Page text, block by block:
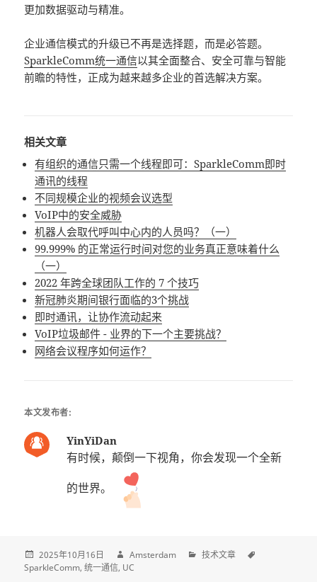
更加数据驱动与精准。
企业通信模式的升级已不再是选择题，而是必答题。
SparkleComm统一通信以其全面整合、安全可靠与智能
前瞻的特性，正成为越来越多企业的首选解决方案。
相关文章
有组织的通信只需一个线程即可：SparkleComm即时
通讯的线程
不同规模企业的视频会议选型
VoIP中的安全威胁
机器人会取代呼叫中心内的人员吗？（一）
99.999% 的正常运行时间对您的业务真正意味着什么
（一）
2022 年跨全球团队工作的 7 个技巧
新冠肺炎期间银行面临的3个挑战
即时通讯，让协作流动起来
VoIP垃圾邮件 - 业界的下一个主要挑战？
网络会议程序如何运作？
本文发布者:
YinYiDan
有时候，颠倒一下视角，你会发现一个全新
的世界。
2025年10月16日 Amsterdam
技术文章
SparkleComm 统一通信 UC